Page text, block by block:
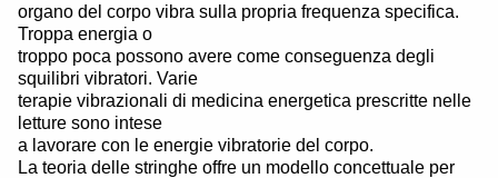
organo del corpo vibra sulla propria frequenza specifica.
Troppa energia o
troppo poca possono avere come conseguenza degli
squilibri vibratori. Varie
terapie vibrazionali di medicina energetica prescritte nelle
letture sono intese
a lavorare con le energie vibratorie del corpo.
La teoria delle stringhe offre un modello concettuale per